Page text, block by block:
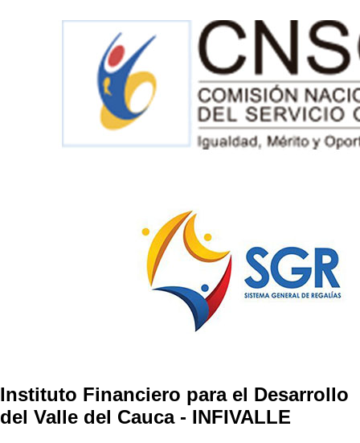
Instituto Financiero para el Desarrollo
del Valle del Cauca - INFIVALLE